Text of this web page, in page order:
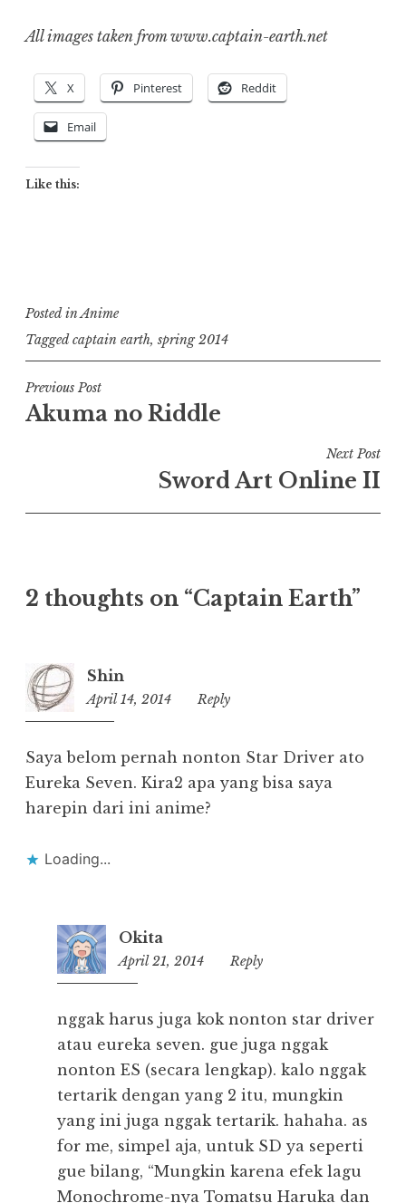
All images taken from www.captain-earth.net
X Pinterest Reddit
Email
Like this:
Posted inAnime
Taggedcaptain earth, spring 2014
Post
navigation
Previous Post
Akuma no Riddle
Next Post
Sword Art Online II
2 thoughts on “Captain Earth”
Shin
April 14, 2014 14:29
Reply
Saya belom pernah nonton Star Driver ato
Eureka Seven. Kira2 apa yang bisa saya
harepin dari ini anime?
Loading...
Okita
April 21, 2014 19:45
Reply
nggak harus juga kok nonton star driver
atau eureka seven. gue juga nggak
nonton ES (secara lengkap). kalo nggak
tertarik dengan yang 2 itu, mungkin
yang ini juga nggak tertarik. hahaha. as
for me, simpel aja, untuk SD ya seperti
gue bilang, “Mungkin karena efek lagu
Monochrome-nya Tomatsu Haruka dan